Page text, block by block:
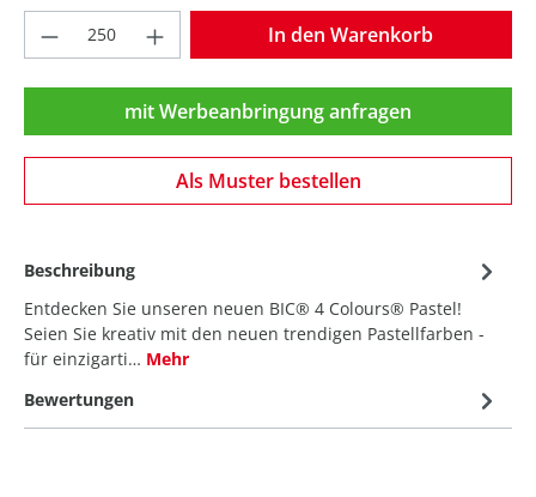
Produkt Anzahl: Gib den gewünschten
In den Warenkorb
mit Werbeanbringung anfragen
Als Muster bestellen
Beschreibung
Entdecken Sie unseren neuen BIC® 4 Colours® Pastel!
Seien Sie kreativ mit den neuen trendigen Pastellfarben -
für einzigarti… Mehr
Bewertungen